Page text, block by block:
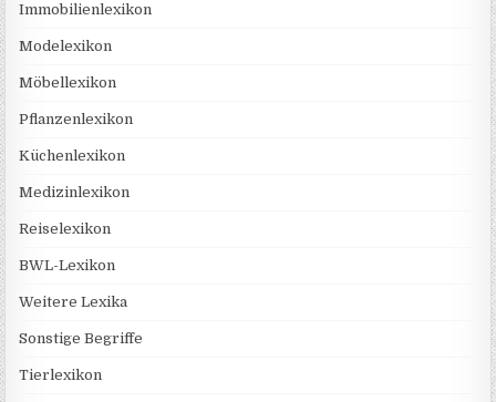
Immobilienlexikon
Modelexikon
Möbellexikon
Pflanzenlexikon
Küchenlexikon
Medizinlexikon
Reiselexikon
BWL-Lexikon
Weitere Lexika
Sonstige Begriffe
Tierlexikon